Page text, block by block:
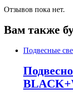
Отзывов пока нет.
Вам также
Подвесные